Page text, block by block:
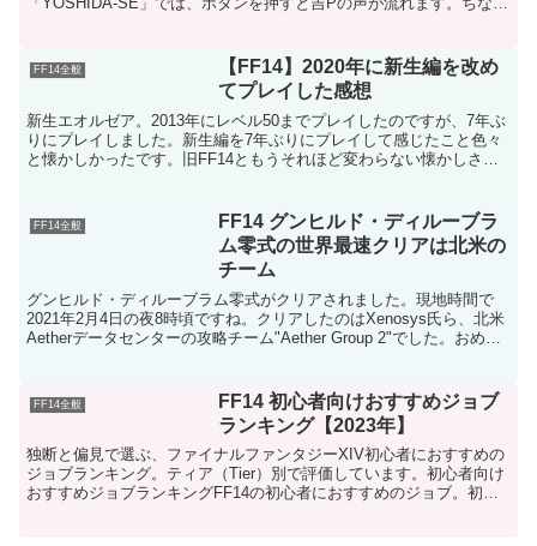
FF14全般
【FF14】2020年に新生編を改め
てプレイした感想
新生エオルゼア。2013年にレベル50までプレイしたのですが、7年ぶ
りにプレイしました。新生編を7年ぶりにプレイして感じたこと色々
と懐かしかったです。旧FF14ともうそれほど変わらない懐かしさに
FF14全般
FF14 グンヒルド・ディルーブラ
ム零式の世界最速クリアは北米の
チーム
グンヒルド・ディルーブラム零式がクリアされました。現地時間で
2021年2月4日の夜8時頃ですね。クリアしたのはXenosys氏ら、北米
Aetherデータセンターの攻略チーム"Aether Group 2"でした。おめで
FF14全般
FF14 初心者向けおすすめジョブ
ランキング【2023年】
独断と偏見で選ぶ、ファイナルファンタジーXIV初心者におすすめの
ジョブランキング。ティア（Tier）別で評価しています。初心者向け
おすすめジョブランキングFF14の初心者におすすめのジョブ。初心